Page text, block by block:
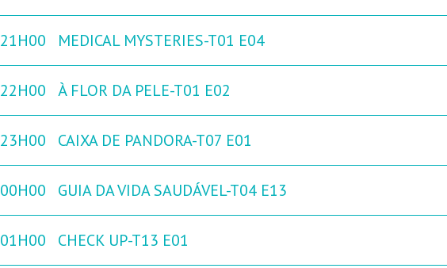
21H00 MEDICAL MYSTERIES-T01 E04
22H00 À FLOR DA PELE-T01 E02
23H00 CAIXA DE PANDORA-T07 E01
00H00 GUIA DA VIDA SAUDÁVEL-T04 E13
01H00 CHECK UP-T13 E01